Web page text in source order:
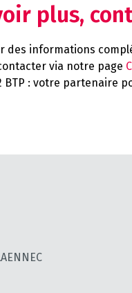
plus,
des informations
via notre page
BTP : votre partenaire